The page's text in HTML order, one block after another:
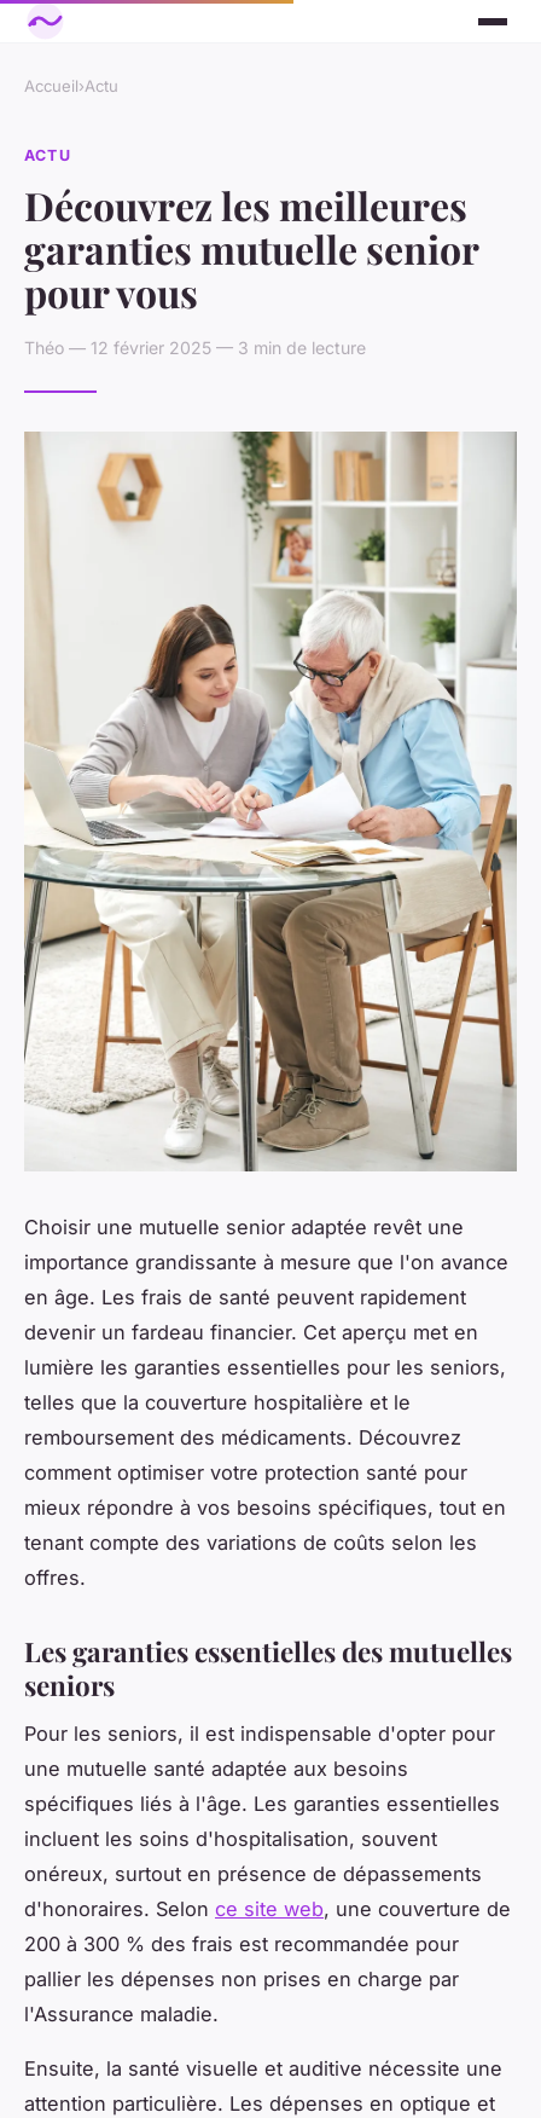
Accueil›Actu
ACTU
Découvrez les meilleures
garanties mutuelle senior
pour vous
Théo — 12 février 2025 — 3 min de lecture
Choisir une mutuelle senior adaptée revêt une
importance grandissante à mesure que l'on avance
en âge. Les frais de santé peuvent rapidement
devenir un fardeau financier. Cet aperçu met en
lumière les garanties essentielles pour les seniors,
telles que la couverture hospitalière et le
remboursement des médicaments. Découvrez
comment optimiser votre protection santé pour
mieux répondre à vos besoins spécifiques, tout en
tenant compte des variations de coûts selon les
offres.
Les garanties essentielles des mutuelles
seniors
Pour les seniors, il est indispensable d'opter pour
une mutuelle santé adaptée aux besoins
spécifiques liés à l'âge. Les garanties essentielles
incluent les soins d'hospitalisation, souvent
onéreux, surtout en présence de dépassements
d'honoraires. Selon ce site web, une couverture de
200 à 300 % des frais est recommandée pour
pallier les dépenses non prises en charge par
l'Assurance maladie.
Ensuite, la santé visuelle et auditive nécessite une
attention particulière. Les dépenses en optique et